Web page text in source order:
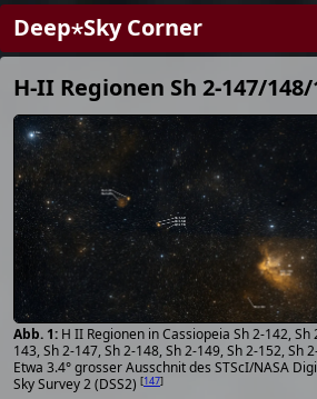
Deep⋆Sky Corner
H-II Regionen Sh 2-147/
H II Regionen in Cassiopeia Sh 2-142, Sh
143, Sh 2-147, Sh 2-148, Sh 2-149, Sh 2-152, Sh
Etwa 3.4° grosser Ausschnit des STScI/NASA
Sky Survey 2 (DSS2) [147]